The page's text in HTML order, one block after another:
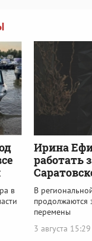
в
Ирина
работать
В
продолжаются
перемены
3 августа 15:29